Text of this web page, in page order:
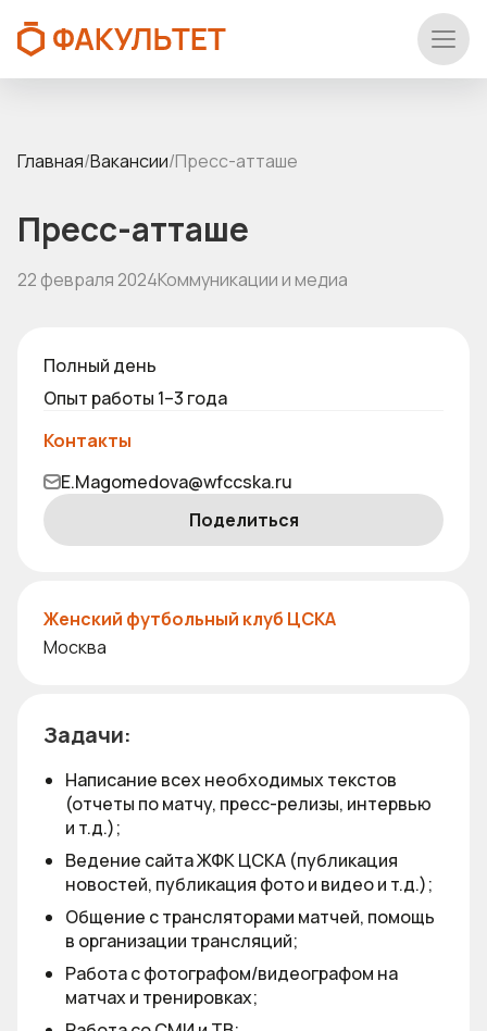
Главная/Вакансии/Пресс-атташе
Пресс-атташе
22 февраля 2024Коммуникации и медиа
Задачи:
Написание всех необходимых текстов
(отчеты по матчу, пресс-релизы, интервью
и т.д.);
Ведение сайта ЖФК ЦСКА (публикация
новостей, публикация фото и видео и т.д.);
Общение с трансляторами матчей, помощь
в организации трансляций;
Работа с фотографом/видеографом на
матчах и тренировках;
Полный день
Опыт работы 1–3 года
Контакты
E.Magomedova@wfccska.ru
Поделиться
Женский футбольный клуб ЦСКА
Москва